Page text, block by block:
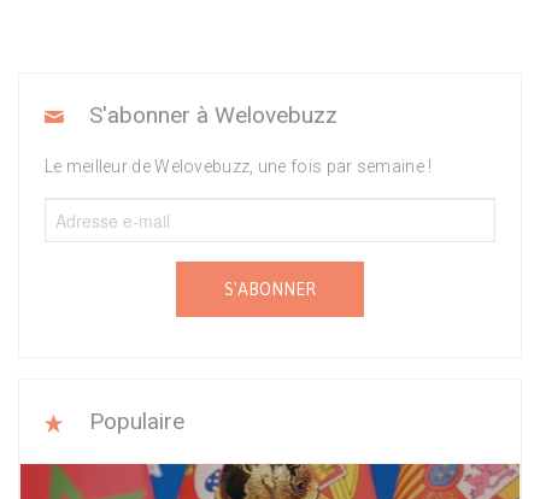
S'abonner à Welovebuzz
Le meilleur de Welovebuzz, une fois par semaine !
S'ABONNER
Populaire